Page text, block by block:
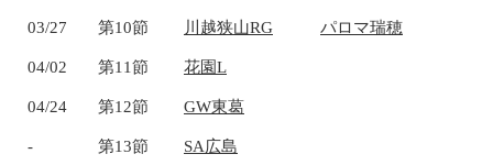
03/27 第10節 川越狭山RG パロマ瑞穂
04/02 第11節 花園L
04/24 第12節 GW東葛
- 第13節 SA広島